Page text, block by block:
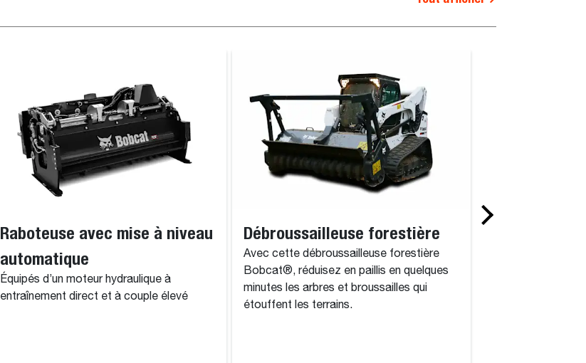
Raboteuse avec mise à niveau
automatique
Équipés d’un moteur hydraulique à
entraînement direct et à couple élevé
Débroussailleuse forestière
Avec cette débroussailleuse forestière
Bobcat®, réduisez en paillis en quelques
minutes les arbres et broussailles qui
étouffent les terrains.